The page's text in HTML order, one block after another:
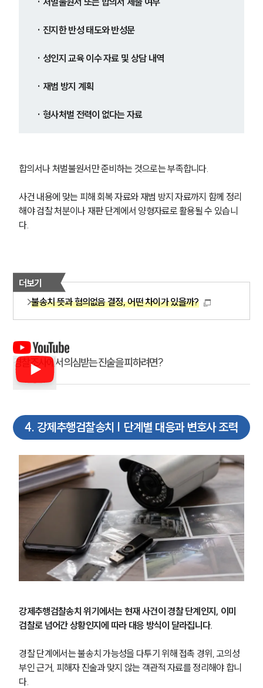
성범죄전문변호사
소식/자료
법률 블로그
법률서식
대륜법률상담예약
· 진지한 반성 태도와 반성문
· 성인지 교육 이수 자료 및 상담 내역
· 재범 방지 계획
· 형사처벌 전력이 없다는 자료
합의서나 처벌불원서만 준비하는 것으로는 부족합니다.
사건 내용에 맞는 피해 회복 자료와 재범 방지 자료까지 함께 정리
해야 검찰 처분이나 재판 단계에서 양형자료로 활용될 수 있습니
다.
더보기
불송치 뜻과 혐의없음 결정, 어떤 차이가 있을까?
경찰조사에서 의심받는 진술을 피하려면?
4. 강제추행검찰송치 | 단계별 대응과 변호사 조력
강제추행검찰송치 위기에서는 현재 사건이 경찰 단계인지, 이미
검찰로 넘어간 상황인지에 따라 대응 방식이 달라집니다.
경찰 단계에서는 불송치 가능성을 다투기 위해 접촉 경위, 고의성
부인 근거, 피해자 진술과 맞지 않는 객관적 자료를 정리해야 합니
다.